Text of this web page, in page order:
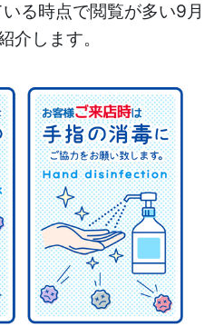
いる時点で閲覧が多い9月
介します。